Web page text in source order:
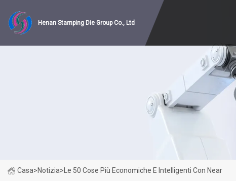
Henan Stamping Die Group Co., Ltd
Casa>Notizia> Le 50 Cose Più Economiche E Intelligenti Con Near